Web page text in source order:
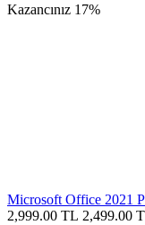
Kazancınız 17%
Microsoft Office 2021
2,999.00 TL 2,499.00